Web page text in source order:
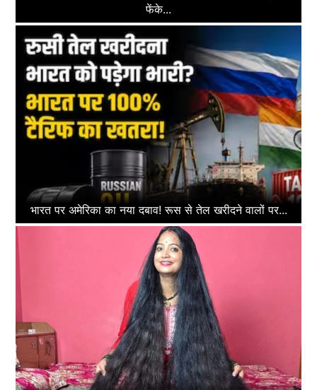
फेंके...
भारत पर अमेरिका का नया दबाव! रूस से तेल खरीदने वालों पर...